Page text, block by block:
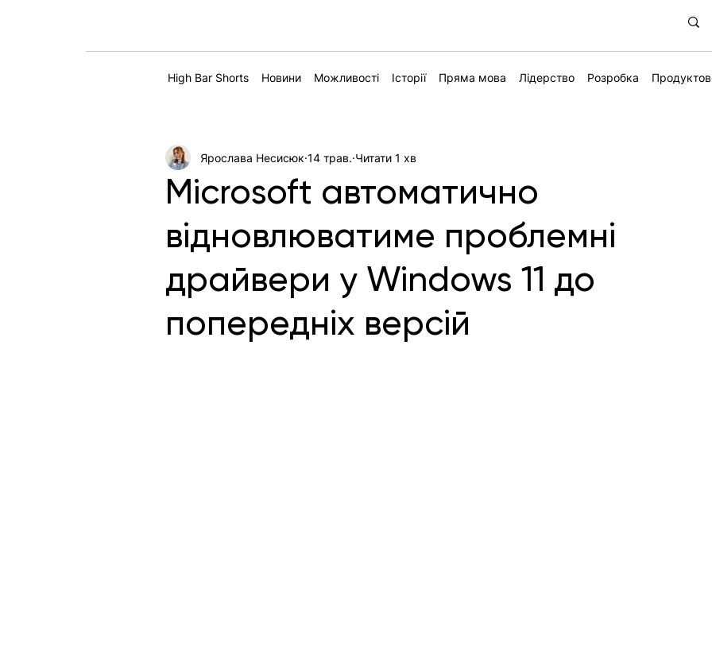
High Bar Shorts Новини Можливості Історії Пряма мова Лідерство Розробка
Microsoft автоматично
відновлюватиме проблемні
драйвери у Windows 11 до
попередніх версій
Ярослава Несисюк 14 трав. Читати 1 хв